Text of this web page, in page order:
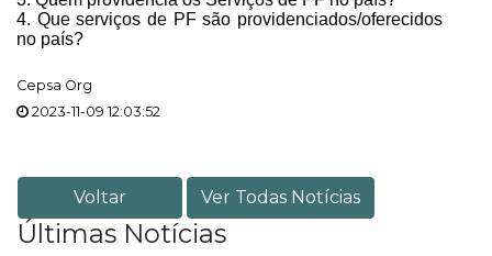
4. Que serviços de PF são providenciados/oferecidos
no país?
Cepsa Org
2023-11-09 12:03:52
Voltar Ver Todas Notícias
Últimas Notícias